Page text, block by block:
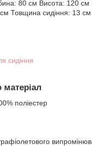
80 см Висота: 120 см
Товщина сидіння: 13 см
сидіння
матеріал
поліестер